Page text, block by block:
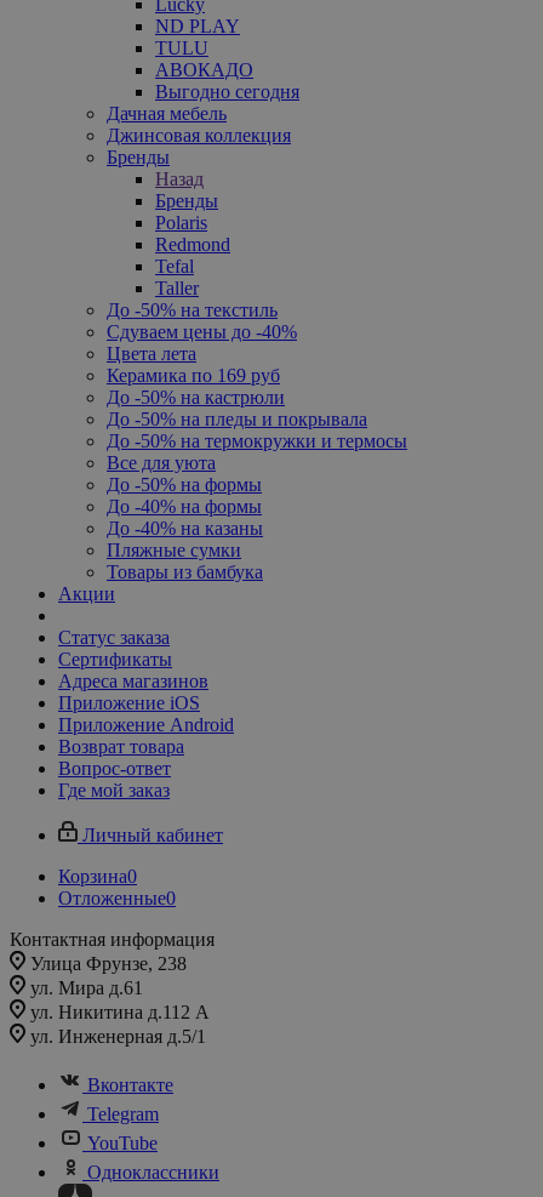
ND PLAY
TULU
АВОКАДО
Выгодно сегодня
Дачная мебель
Джинсовая коллекция
Бренды
Назад
Бренды
Polaris
Redmond
Tefal
Taller
До -50% на текстиль
Сдуваем цены до -40%
Цвета лета
Керамика по 169 руб
До -50% на кастрюли
До -50% на пледы и покрывала
До -50% на термокружки и термосы
Все для уюта
До -50% на формы
До -40% на формы
До -40% на казаны
Пляжные сумки
Товары из бамбука
Акции
Статус заказа
Сертификаты
Адреса магазинов
Приложение iOS
Приложение Android
Возврат товара
Вопрос-ответ
Где мой заказ
Личный кабинет
Корзина0
Отложенные0
Контактная информация
Улица Фрунзе, 238​
ул. Мира д.61
ул. Никитина д.112 А
ул. Инженерная д.5/1
Вконтакте
Telegram
YouTube
Одноклассники